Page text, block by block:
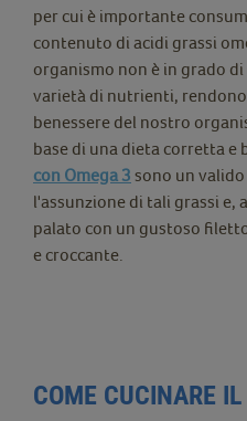
per cui è importante
contenuto di acidi grassi
organismo non è in grado
varietà di nutrienti,
benessere del nostro
base di una dieta corretta e
con Omega 3 sono un
l'assunzione di tali grassi e,
palato con un gustoso
e croccante.
COME CUCINARE